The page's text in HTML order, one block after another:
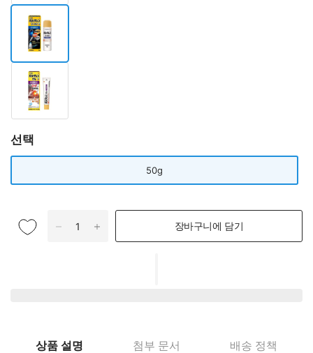
선택
50g
장바구니에 담기
상품 설명 첨부 문서 배송 정책